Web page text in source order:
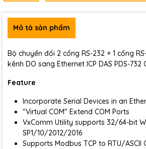
Mô tả sản phẩm
Bộ chuyển đổi 2 cổng RS-232 + 1 cổng
kênh DO sang Ethernet ICP DAS PDS-732
Feature
Incorporate Serial Devices in an
"Virtual COM" Extend COM Ports
VxComm Utility supports 32/64-bit
SP1/10/2012/2016
Supports Modbus TCP to RTU/ASCII